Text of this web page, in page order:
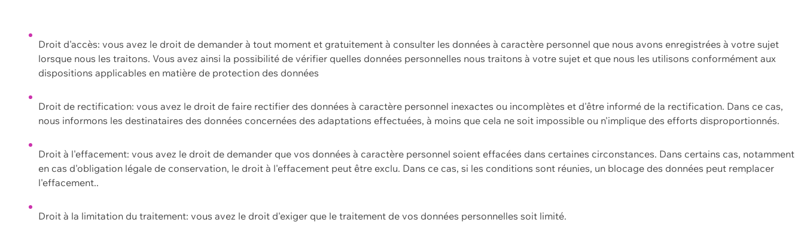
Droit d'accès: vous avez le droit de demander à tout moment et gratuitement à consulter les données à caractère personnel que nous avons enregistrées à votre sujet
lorsque nous les traitons. Vous avez ainsi la possibilité de vérifier quelles données personnelles nous traitons à votre sujet et que nous les utilisons conformément aux
dispositions applicables en matière de protection des données
Droit de rectification: vous avez le droit de faire rectifier des données à caractère personnel inexactes ou incomplètes et d'être informé de la rectification. Dans ce cas,
nous informons les destinataires des données concernées des adaptations effectuées, à moins que cela ne soit impossible ou n'implique des efforts disproportionnés.
Droit à l'effacement: vous avez le droit de demander que vos données à caractère personnel soient effacées dans certaines circonstances. Dans certains cas, notamment
en cas d'obligation légale de conservation, le droit à l'effacement peut être exclu. Dans ce cas, si les conditions sont réunies, un blocage des données peut remplacer
l'effacement..
Droit à la limitation du traitement: vous avez le droit d'exiger que le traitement de vos données personnelles soit limité.